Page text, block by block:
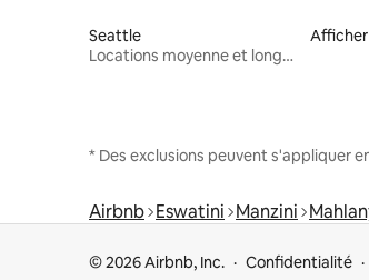
Seattle
Locations moyenne et longue durée
* Des exclusions peuvent s'appliquer
Airbnb Eswatini Manzini
© 2026 Airbnb, Inc. Confidentialité